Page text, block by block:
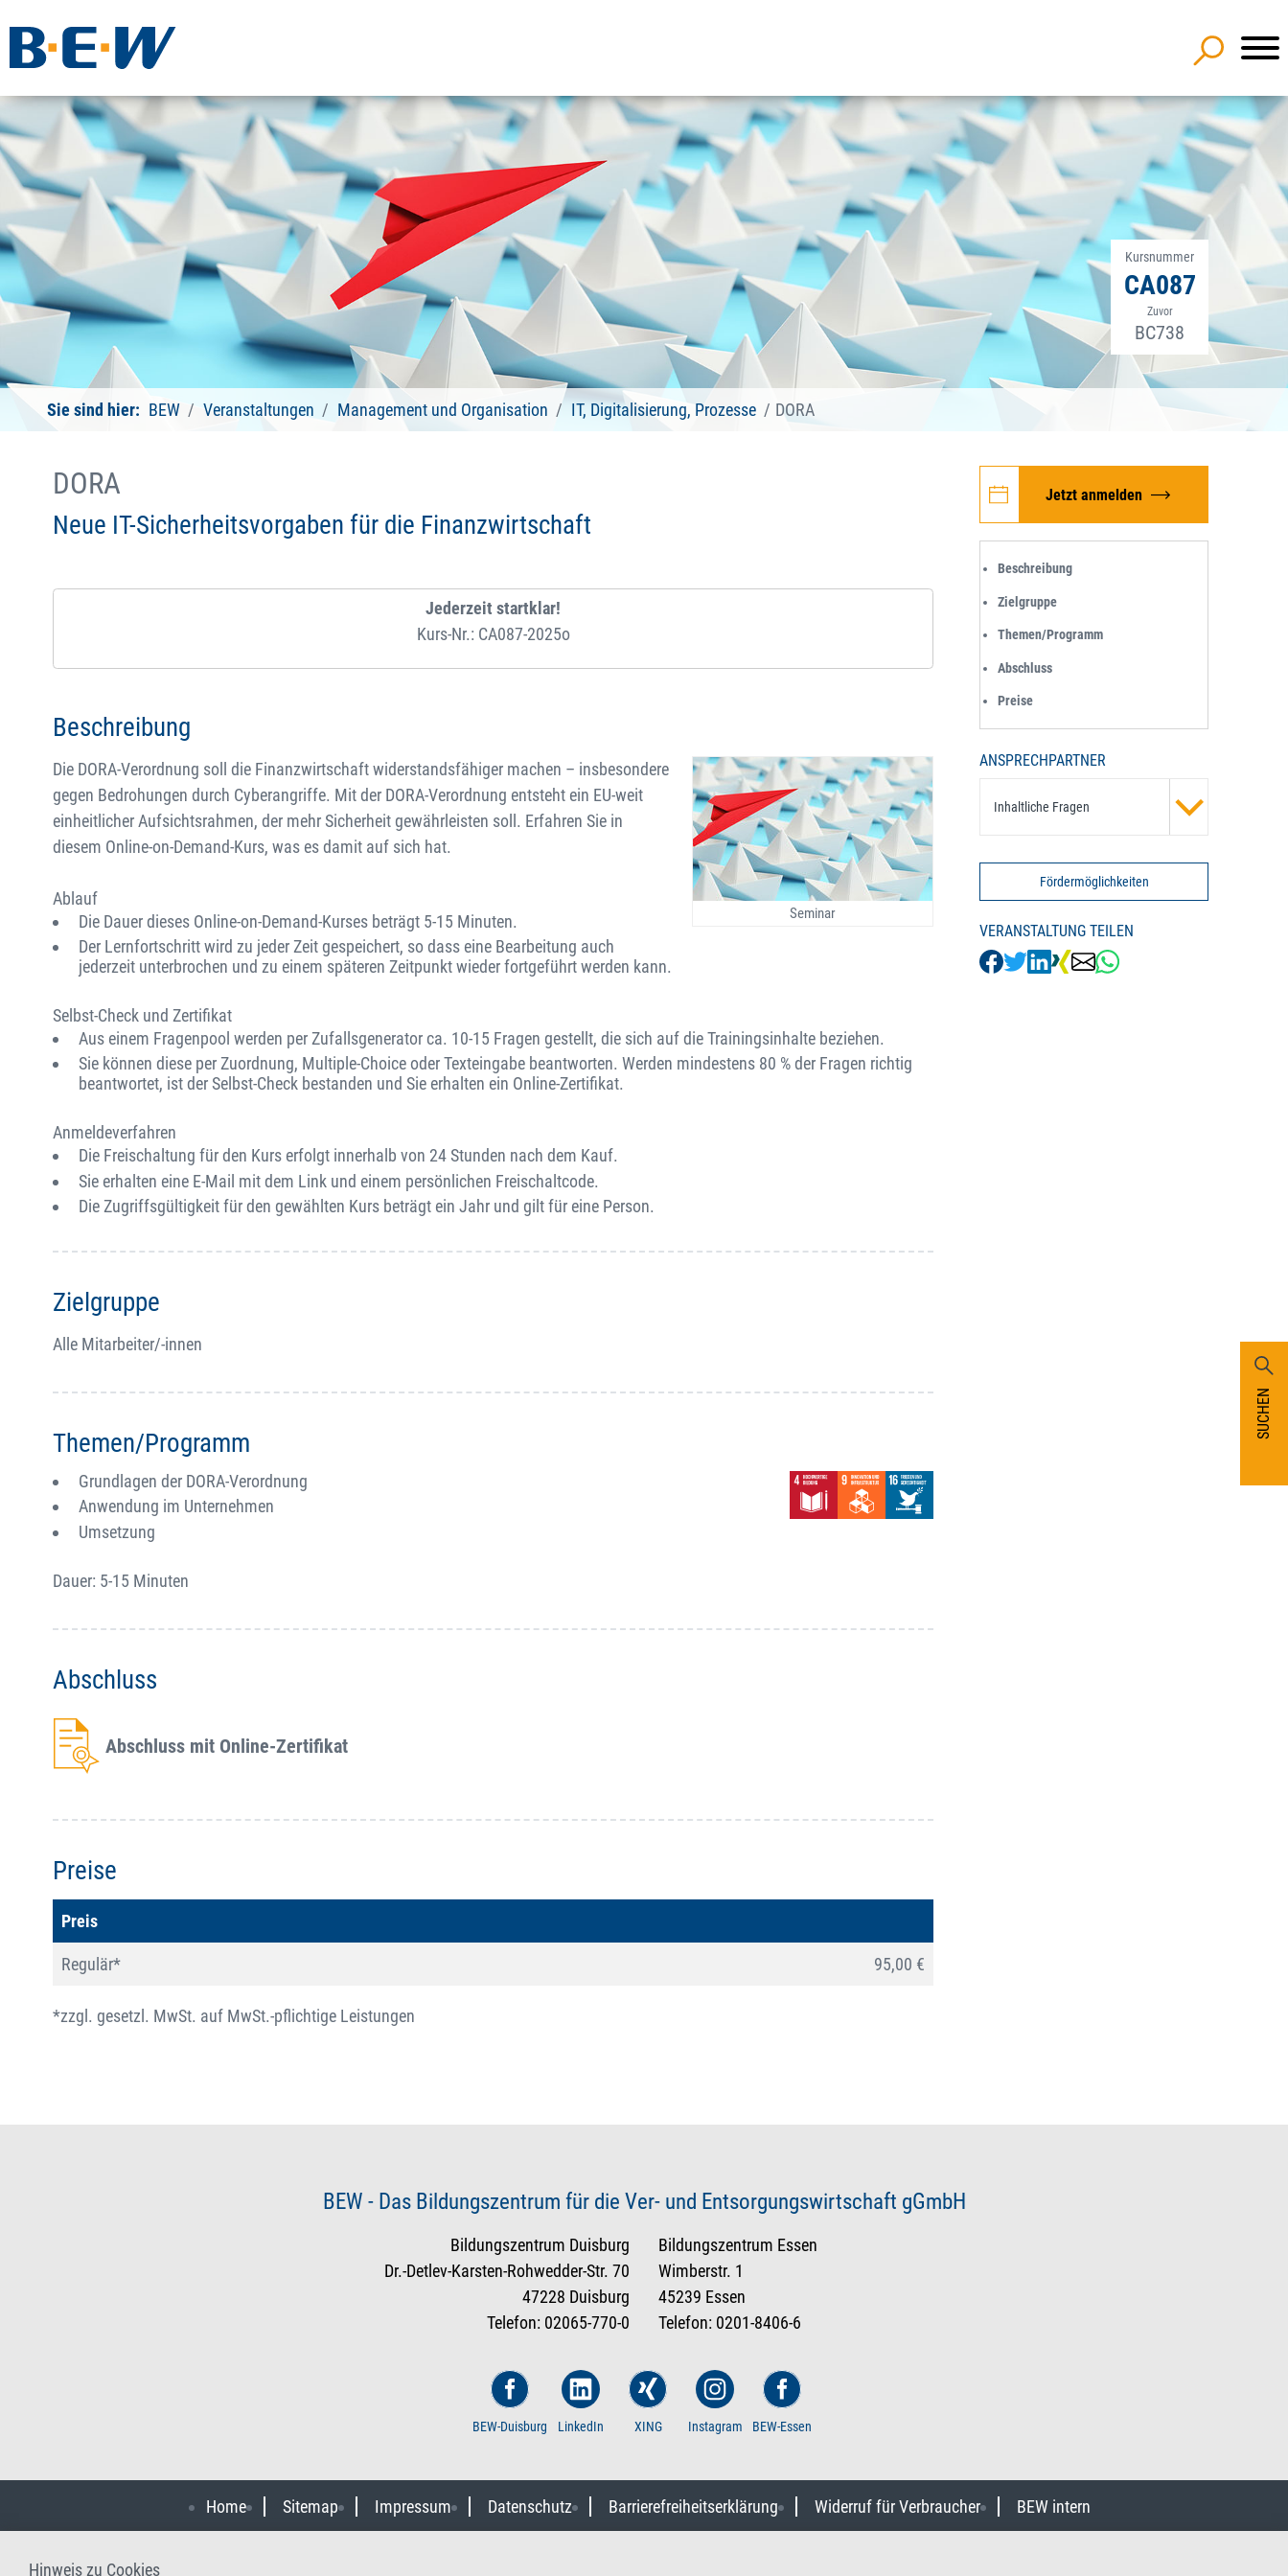
SUCHEN
Kursnummer
CA087
Zuvor
BC738
Sie sind hier: BEW Veranstaltungen Management und Organisation IT, Digitalisierung, Prozesse DORA
DORA
Neue IT-Sicherheitsvorgaben für die Finanzwirtschaft
Jederzeit startklar!
Kurs-Nr.: CA087-2025o
Beschreibung
Seminar
Die DORA-Verordnung soll die Finanzwirtschaft widerstandsfähiger machen – insbesondere
gegen Bedrohungen durch Cyberangriffe. Mit der DORA-Verordnung entsteht ein EU-weit
einheitlicher Aufsichtsrahmen, der mehr Sicherheit gewährleisten soll. Erfahren Sie in
diesem Online-on-Demand-Kurs, was es damit auf sich hat.
Ablauf
Die Dauer dieses Online-on-Demand-Kurses beträgt 5-15 Minuten.
Der Lernfortschritt wird zu jeder Zeit gespeichert, so dass eine Bearbeitung auch
jederzeit unterbrochen und zu einem späteren Zeitpunkt wieder fortgeführt werden kann.
Selbst-Check und Zertifikat
Aus einem Fragenpool werden per Zufallsgenerator ca. 10-15 Fragen gestellt, die sich auf die Trainingsinhalte beziehen.
Sie können diese per Zuordnung, Multiple-Choice oder Texteingabe beantworten. Werden mindestens 80 % der Fragen richtig
beantwortet, ist der Selbst-Check bestanden und Sie erhalten ein Online-Zertifikat.
Anmeldeverfahren
Die Freischaltung für den Kurs erfolgt innerhalb von 24 Stunden nach dem Kauf.
Sie erhalten eine E-Mail mit dem Link und einem persönlichen Freischaltcode.
Die Zugriffsgültigkeit für den gewählten Kurs beträgt ein Jahr und gilt für eine Person.
Zielgruppe
Alle Mitarbeiter/-innen
Themen/Programm
Grundlagen der DORA-Verordnung
Anwendung im Unternehmen
Umsetzung
Dauer: 5-15 Minuten
Abschluss
Abschluss mit Online-Zertifikat
Preise
Preis
Regulär* 95,00 €
*zzgl. gesetzl. MwSt. auf MwSt.-pflichtige Leistungen
Jetzt anmelden
Beschreibung
Zielgruppe
Themen/Programm
Abschluss
Preise
ANSPRECHPARTNER
Inhaltliche Fragen
Fördermöglichkeiten
VERANSTALTUNG TEILEN
BEW - Das Bildungszentrum für die Ver- und Entsorgungswirtschaft gGmbH
Bildungszentrum Duisburg
Dr.-Detlev-Karsten-Rohwedder-Str. 70
47228 Duisburg
Telefon: 02065-770-0
Bildungszentrum Essen
Wimberstr. 1
45239 Essen
Telefon: 0201-8406-6
BEW-Duisburg LinkedIn XING Instagram BEW-Essen
Home Sitemap Impressum Datenschutz Barrierefreiheitserklärung Widerruf für Verbraucher BEW intern
Hinweis zu Cookies